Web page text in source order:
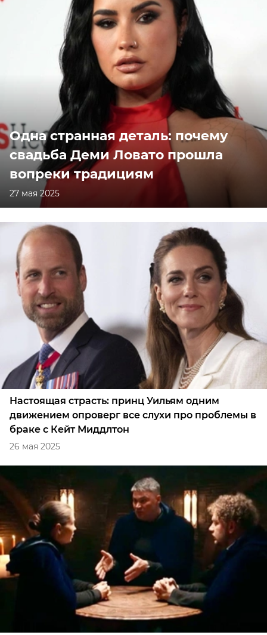
Одна странная деталь: почему
свадьба Деми Ловато прошла
вопреки традициям
27 мая 2025
Настоящая страсть: принц Уильям одним
движением опроверг все слухи про проблемы в
браке с Кейт Миддлтон
26 мая 2025